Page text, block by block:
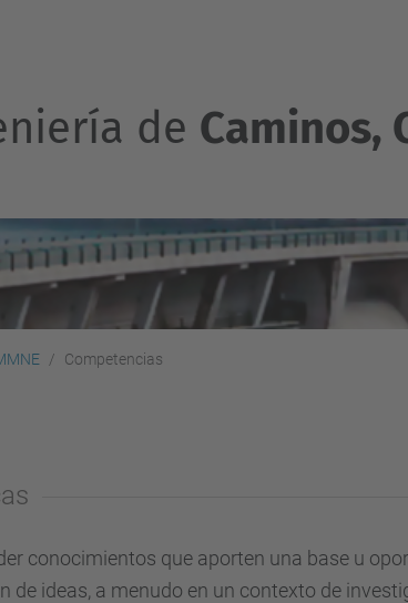
de Caminos,
Competencias
conocimientos que aporten una base u
de ideas, a menudo en un contexto de